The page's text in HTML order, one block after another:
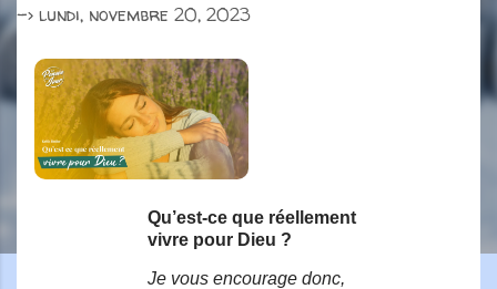
-> lundi, novembre 20, 2023
Qu’est-ce que réellement
vivre pour Dieu ?
Je vous encourage donc,